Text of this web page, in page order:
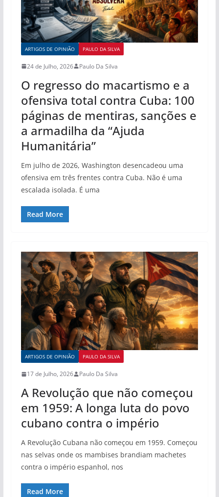
ARTIGOS DE OPINIÃO PAULO DA SILVA
24 de Julho, 2026 Paulo Da Silva
O regresso do macartismo e a
ofensiva total contra Cuba: 100
páginas de mentiras, sanções e
a armadilha da “Ajuda
Humanitária”
Em julho de 2026, Washington desencadeou uma
ofensiva em três frentes contra Cuba. Não é uma
escalada isolada. É uma
Read More
ARTIGOS DE OPINIÃO PAULO DA SILVA
17 de Julho, 2026 Paulo Da Silva
A Revolução que não começou
em 1959: A longa luta do povo
cubano contra o império
A Revolução Cubana não começou em 1959. Começou
nas selvas onde os mambises brandiam machetes
contra o império espanhol, nos
Read More